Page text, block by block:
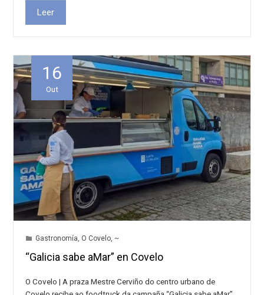
Leer
16
Out
Gastronomía, O Covelo, ~
“Galicia sabe aMar” en Covelo
O Covelo | A praza Mestre Cerviño do centro urbano de